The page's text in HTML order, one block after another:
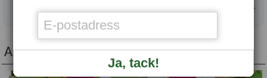
Information
Andra köpte även...
Ja, tack!